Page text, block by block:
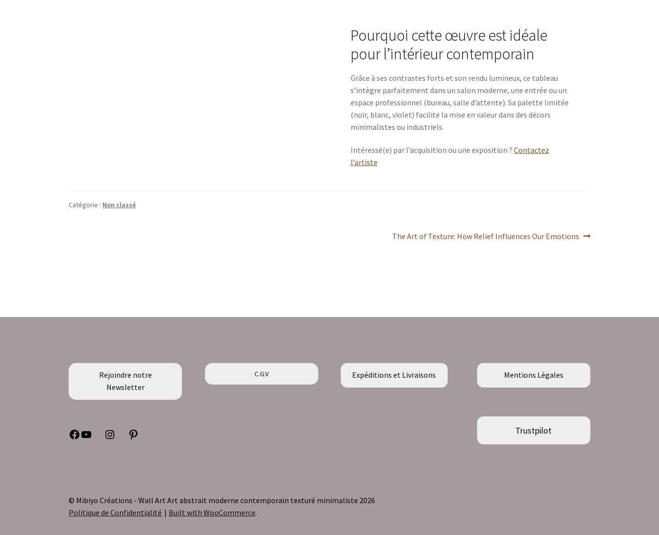
Pourquoi cette œuvre est idéale
pour l’intérieur contemporain
Grâce à ses contrastes forts et son rendu lumineux, ce tableau
s’intègre parfaitement dans un salon moderne, une entrée ou un
espace professionnel (bureau, salle d’attente). Sa palette limitée
(noir, blanc, violet) facilite la mise en valeur dans des décors
minimalistes ou industriels.
Intéressé(e) par l’acquisition ou une exposition ? Contactez
l’artiste
Catégorie : Non classé
Article
The Art of Texture: How Relief Influences Our Emotions
Rejoindre notre
Newsletter
Facebook
YouTubeInstagramPinterest
C.G.V Expéditions et Livraisons Mentions Légales
Trustpilot
© Mibiyo Créations - Wall Art Art abstrait moderne contemporain texturé minimaliste 2026
Politique de Confidentialité
Built with WooCommerce.